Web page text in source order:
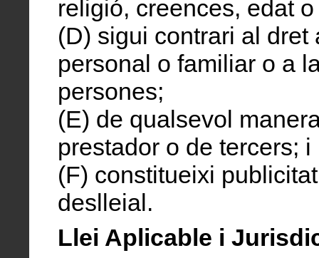
religió, creences, edat
(D) sigui contrari al dret
personal o familiar o a
persones;
(E) de qualsevol
prestador o de tercers; i
(F) constitueixi
deslleial.
Llei Aplicable i